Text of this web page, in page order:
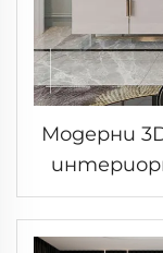
Модерни
вила -